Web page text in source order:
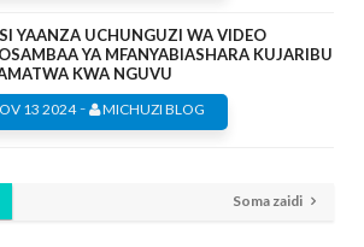
YAANZA UCHUNGUZI WA VIDEO
YA MFANYABIASHARA KUJARIBU
KWA NGUVU
13 2024- MICHUZI BLOG
Soma zaidi